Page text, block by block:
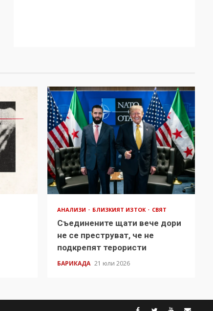
АНАЛИЗИ БЛИЗКИЯТ ИЗТОК СВЯТ
Съединените щати вече дори
не се преструват, че не
подкрепят терористи
БАРИКАДА 21 юли 2026